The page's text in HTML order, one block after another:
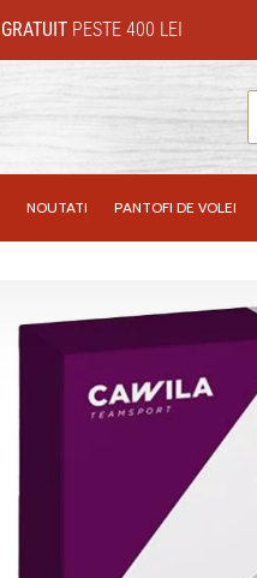
PESTE 400 LEI
NOUTATI PANTOFI DE VOLEI